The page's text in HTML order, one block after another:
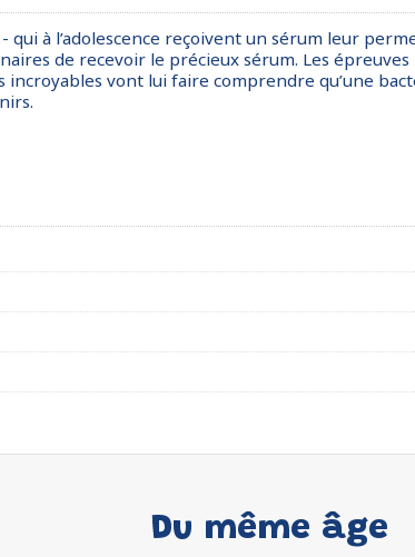
qui à l’adolescence reçoivent un sérum leur
de recevoir le précieux sérum. Les
incroyables vont lui faire comprendre qu’une
Du même âge